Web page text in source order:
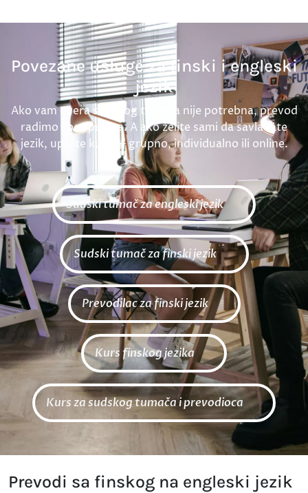
Povezane usluge za finski i engleski
jezik
Ako vam overa sudskog tumača nije potrebna, prevod
radimo i bez pečata. A ako želite sami da savladate
jezik, upišite kurs — grupno, individualno ili online.
Sudski tumač za engleski jezik
Sudski tumač za finski jezik
Prevodilac za finski jezik
Kurs finskog jezika
Kurs za sudskog tumača i prevodioca
Prevodi sa finskog na engleski jezik